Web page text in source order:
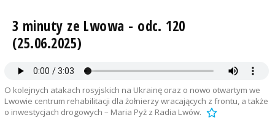
3 minuty ze Lwowa - odc. 120
(25.06.2025)
O kolejnych atakach rosyjskich na Ukrainę oraz o nowo otwartym we
Lwowie centrum rehabilitacji dla żołnierzy wracających z frontu, a także
o inwestycjach drogowych – Maria Pyż z Radia Lwów.